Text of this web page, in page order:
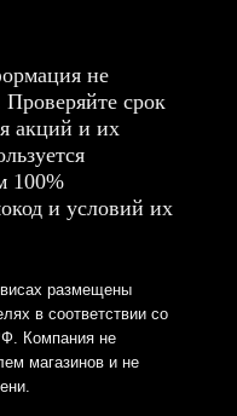
не
срок
акций и их
100%
и условий их
размещены
в соответствии со
Компания не
магазинов и не